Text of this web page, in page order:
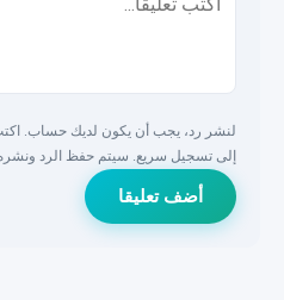
لنشر رد، يجب أن يكون لديك حساب.
إلى تسجيل سريع. سيتم حفظ الرد ونشره
أضف تعليقا